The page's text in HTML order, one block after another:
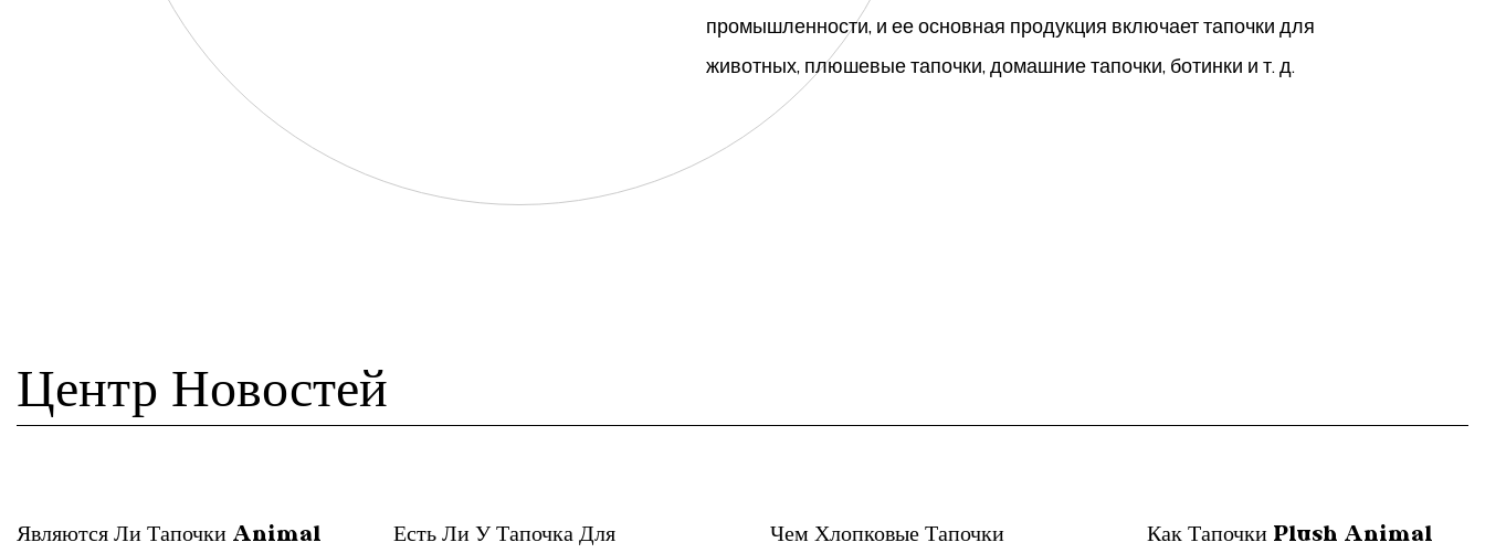
промышленности, и ее основная продукция включает тапочки для
животных, плюшевые тапочки, домашние тапочки, ботинки и т. д.
Центр Новостей
Являются Ли Тапочки Animal
Есть Ли У Тапочка Для
Чем Хлопковые Тапочки
Как Тапочки Plush Animal